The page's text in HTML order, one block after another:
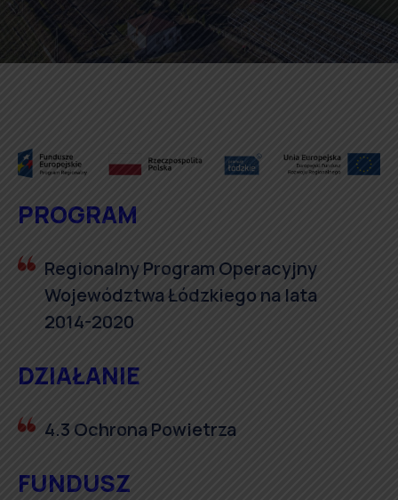
PROGRAM
Regionalny Program Operacyjny
Województwa Łódzkiego na lata
2014-2020
DZIAŁANIE
4.3 Ochrona Powietrza
FUNDUSZ